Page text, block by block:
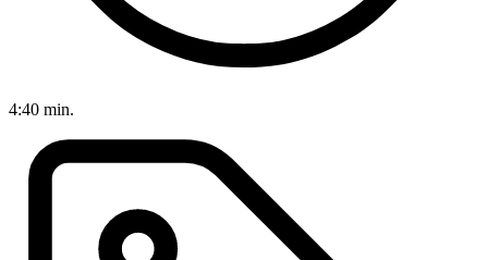
4:40 min.